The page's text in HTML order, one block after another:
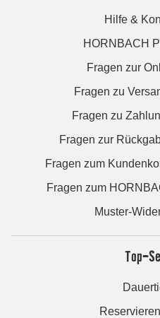
Hilfe &
HORNBACH
Fragen zur
Fragen zu
Fragen zu
Fragen zur
Fragen zum
Fragen zum
Muster-
Top-